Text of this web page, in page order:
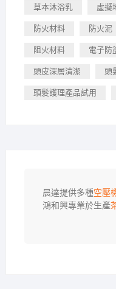
草本沐浴乳 虛擬
防火材料 防火泥
阻火材料 電子防
頭皮深層清潔 頭
頭髮護理產品試用
晨達提供多種空壓
鴻和興專業於生產